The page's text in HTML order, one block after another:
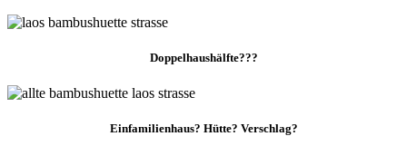
Doppelhaushälfte???
Einfamilienhaus? Hütte? Verschlag?